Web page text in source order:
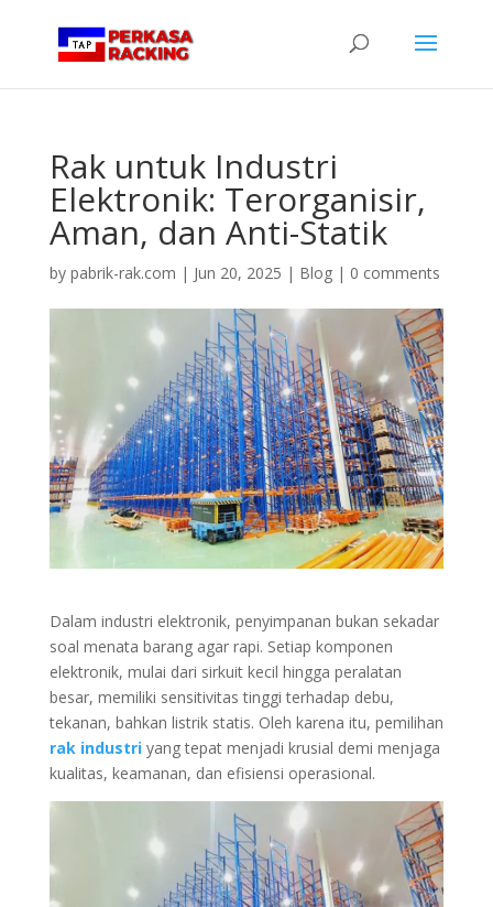
Rak untuk Industri
Elektronik: Terorganisir,
Aman, dan Anti-Statik
by pabrik-rak.com | Jun 20, 2025 | Blog| 0 comments
Dalam industri elektronik, penyimpanan bukan sekadar
soal menata barang agar rapi. Setiap komponen
elektronik, mulai dari sirkuit kecil hingga peralatan
besar, memiliki sensitivitas tinggi terhadap debu,
tekanan, bahkan listrik statis. Oleh karena itu, pemilihan
rak industriyang tepat menjadi krusial demi menjaga
kualitas, keamanan, dan efisiensi operasional.